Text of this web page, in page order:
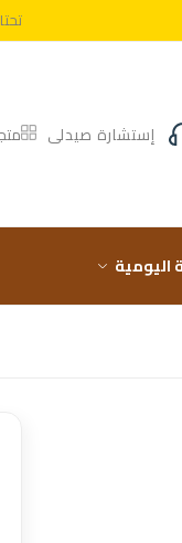
إستشارة صيدلى
اليومية